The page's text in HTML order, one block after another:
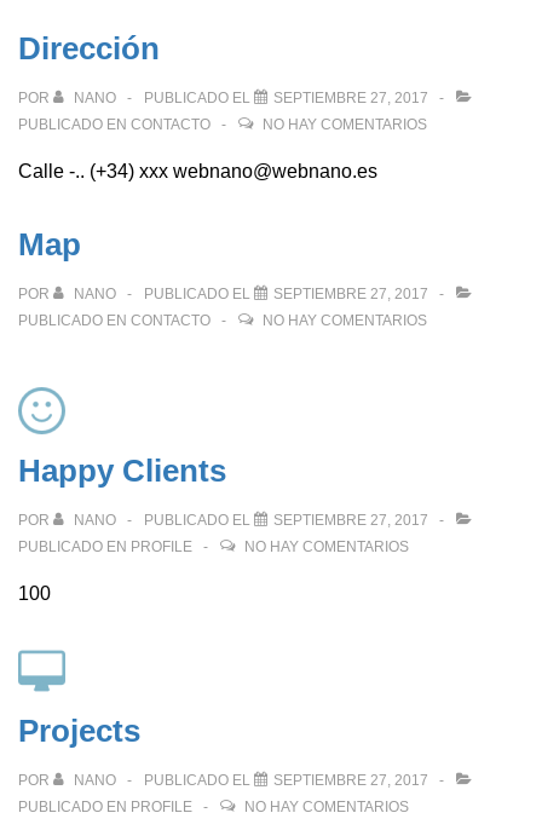
Dirección
POR NANO PUBLICADO EL
SEPTIEMBRE 27, 2017
PUBLICADO EN CONTACTO NO HAY COMENTARIOS
Calle -.. (+34) xxx webnano@webnano.es
Map
POR NANO PUBLICADO EL
SEPTIEMBRE 27, 2017
PUBLICADO EN CONTACTO NO HAY COMENTARIOS
Happy Clients
POR NANO PUBLICADO EL
SEPTIEMBRE 27, 2017
PUBLICADO EN PROFILE NO HAY COMENTARIOS
100
Projects
POR NANO PUBLICADO EL
SEPTIEMBRE 27, 2017
PUBLICADO EN PROFILE NO HAY COMENTARIOS